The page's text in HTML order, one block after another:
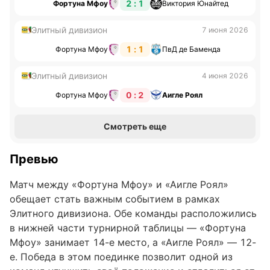
Фортуна Мфоу 2 : 1 Виктория Юнайтед
Элитный дивизион 7 июня 2026
Фортуна Мфоу 1 : 1 ПвД де Баменда
Элитный дивизион 4 июня 2026
Фортуна Мфоу 0 : 2 Аигле Роял
Смотреть еще
Превью
Матч между «Фортуна Мфоу» и «Аигле Роял»
обещает стать важным событием в рамках
Элитного дивизиона. Обе команды расположились
в нижней части турнирной таблицы — «Фортуна
Мфоу» занимает 14-е место, а «Аигле Роял» — 12-
е. Победа в этом поединке позволит одной из